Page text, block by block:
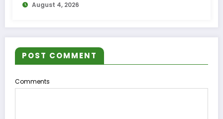
August 4, 2026
POST COMMENT
Comments